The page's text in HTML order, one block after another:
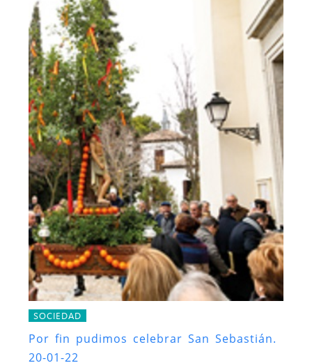
SOCIEDAD
Por fin pudimos celebrar San Sebastián.
20-01-22